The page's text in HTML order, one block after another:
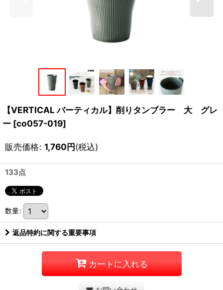
【VERTICAL バーティカル】削りタンブラー 大 グレ
ー [co057-019]
販売価格: 1,760円(税込)
133点
数量:
返品特約に関する重要事項
カートに入れる